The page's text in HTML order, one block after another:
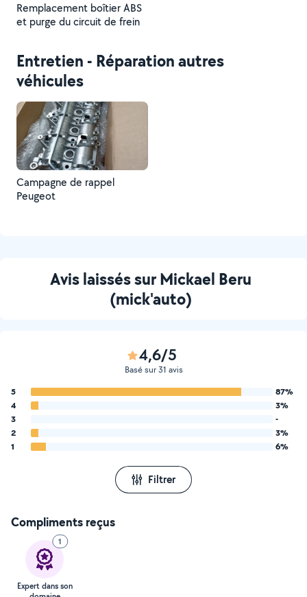
Remplacement boîtier ABS
et purge du circuit de frein
Entretien - Réparation autres
véhicules
Campagne de rappel
Peugeot
Avis laissés sur Mickael Beru
(mick'auto)
4,6/5
Basé sur 31 avis
5
87%
4
3%
3
-
2
3%
1
6%
Filtrer
Compliments reçus
1
Expert dans son